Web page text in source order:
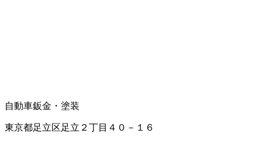
自動車鈑金・塗装
東京都足立区足立２丁目４０－１６